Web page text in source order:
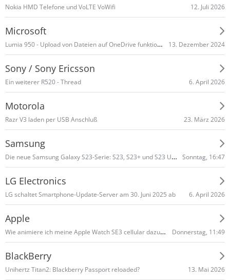
Nokia HMD Telefone und VoLTE VoWifi 12. Juli 2026
Microsoft
Lumia 950 - Upload von Dateien auf OneDrive funktioniert nicht mehr 13. Dezember 2024
Sony / Sony Ericsson
Ein weiterer R520 - Thread 6. April 2026
Motorola
Razr V3 laden per USB Anschluß 23. März 2026
Samsung
Die neue Samsung Galaxy S23-Serie: S23, S23+ und S23 Ultra Sonntag, 16:47
LG Electronics
LG schaltet Smart­phone-Update-Server am 30. Juni 2025 ab 6. April 2026
Apple
Wie animiere ich meine Apple Watch SE3 cellular dazu mir Whatsapp Nachrichten zu signalisieren? Donnerstag, 11:49
BlackBerry
Unihertz Titan2: Blackberry Passport reloaded? 13. Mai 2026